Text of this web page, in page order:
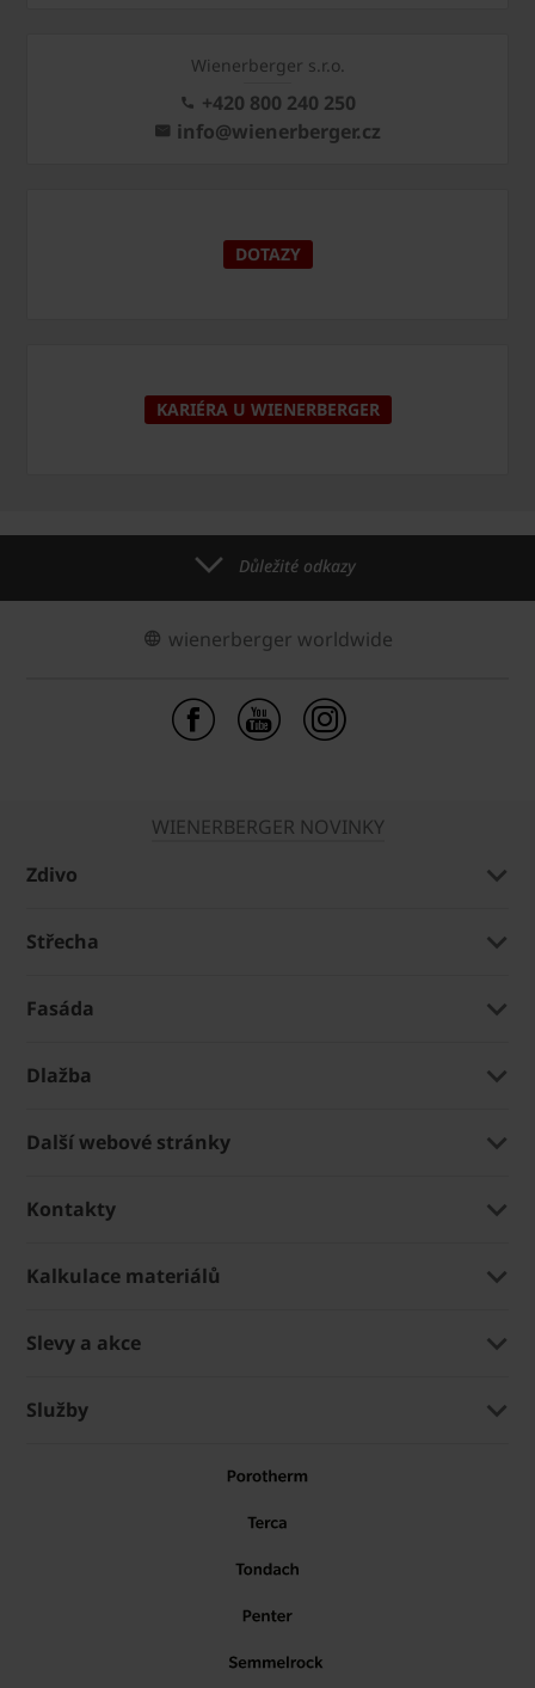
Wienerberger s.r.o.
+420 800 240 250
info@wienerberger.cz
DOTAZY
KARIÉRA U WIENERBERGER
Důležité odkazy
wienerberger worldwide
WIENERBERGER NOVINKY
Zdivo
Střecha
Fasáda
Dlažba
Další webové stránky
Kontakty
Kalkulace materiálů
Slevy a akce
Služby